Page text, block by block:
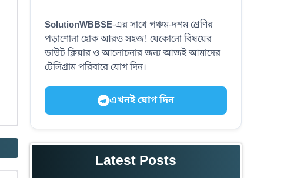
SolutionWBBSE-এর সাথে পঞ্চম-দশম শ্রেণির
পড়াশোনা হোক আরও সহজ! যেকোনো বিষয়ের
ডাউট ক্লিয়ার ও আলোচনার জন্য আজই আমাদের
টেলিগ্রাম পরিবারে যোগ দিন।
এখনই যোগ দিন
Latest Posts